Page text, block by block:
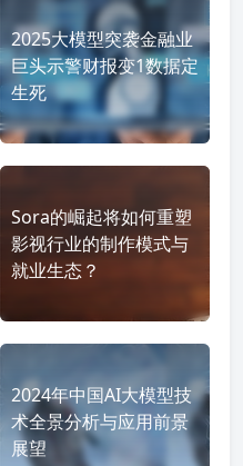
2025大模型突袭金融业
巨头示警财报变1数据定
生死
Sora的崛起将如何重塑
影视行业的制作模式与
就业生态？
2024年中国AI大模型技
术全景分析与应用前景
展望